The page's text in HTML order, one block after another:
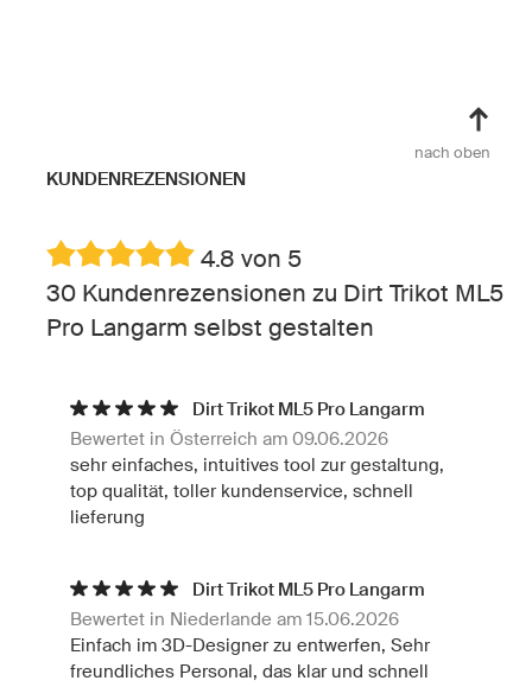
nach oben
KUNDENREZENSIONEN
4.8 von 5
30 Kundenrezensionen zu Dirt Trikot ML5
Pro Langarm selbst gestalten
Dirt Trikot ML5 Pro Langarm
Bewertet in Österreich am 09.06.2026
sehr einfaches, intuitives tool zur gestaltung,
top qualität, toller kundenservice, schnell
lieferung
Dirt Trikot ML5 Pro Langarm
Bewertet in Niederlande am 15.06.2026
Einfach im 3D-Designer zu entwerfen, Sehr
freundliches Personal, das klar und schnell